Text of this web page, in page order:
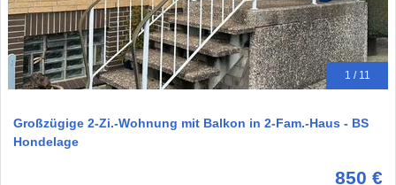
1 / 11
Großzügige 2-Zi.-Wohnung mit Balkon in 2-Fam.-Haus - BS
Hondelage
850 €